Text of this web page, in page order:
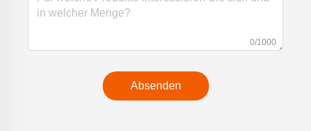
0/1000
Absenden